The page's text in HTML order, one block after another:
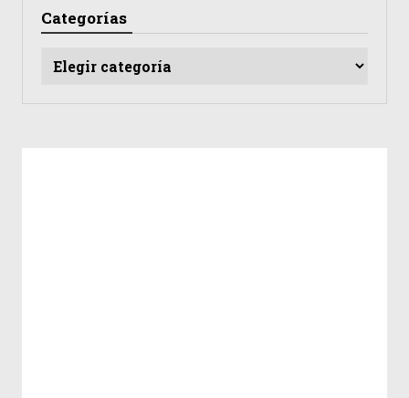
Categorías
Categorías